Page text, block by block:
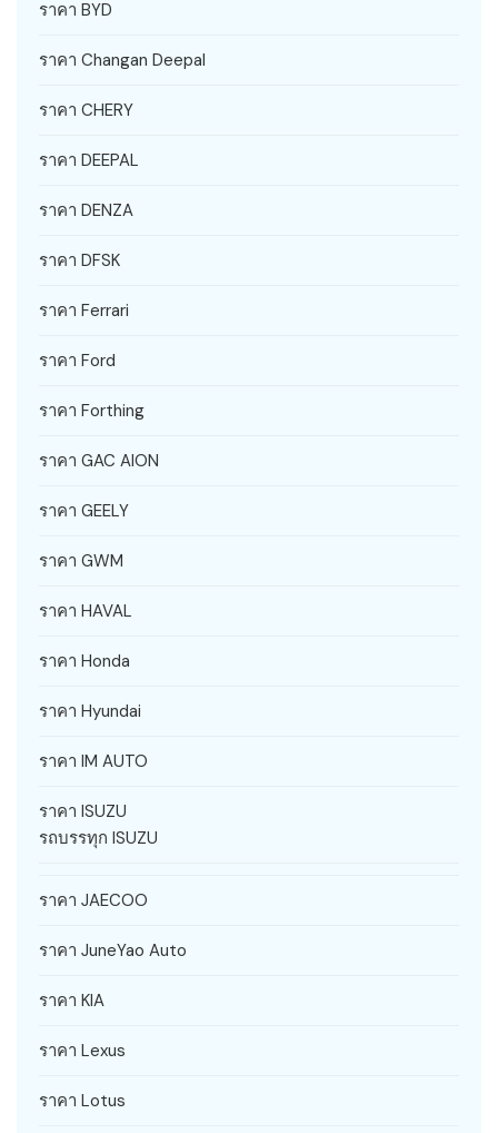
ราคา BYD
ราคา Changan Deepal
ราคา CHERY
ราคา DEEPAL
ราคา DENZA
ราคา DFSK
ราคา Ferrari
ราคา Ford
ราคา Forthing
ราคา GAC AION
ราคา GEELY
ราคา GWM
ราคา HAVAL
ราคา Honda
ราคา Hyundai
ราคา IM AUTO
ราคา ISUZU
รถบรรทุก ISUZU
ราคา JAECOO
ราคา JuneYao Auto
ราคา KIA
ราคา Lexus
ราคา Lotus